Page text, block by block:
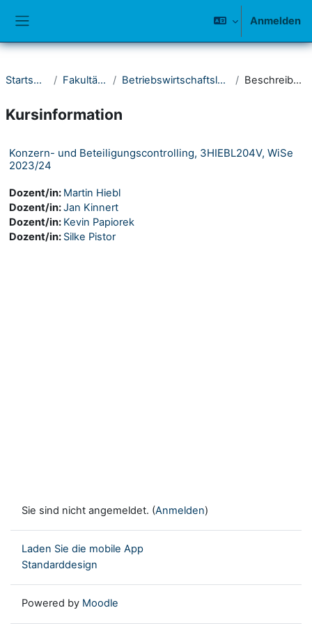
Anmelden
Startseite Fakultät III Betriebswirtschaftslehre Beschreibung
Kursinformation
Konzern- und Beteiligungscontrolling, 3HIEBL204V, WiSe
2023/24
Dozent/in: Martin Hiebl
Dozent/in:Jan Kinnert
Dozent/in: Kevin Papiorek
Dozent/in: Silke Pistor
Sie sind nicht angemeldet. (Anmelden)
Laden Sie die mobile App
Standarddesign
Powered by Moodle